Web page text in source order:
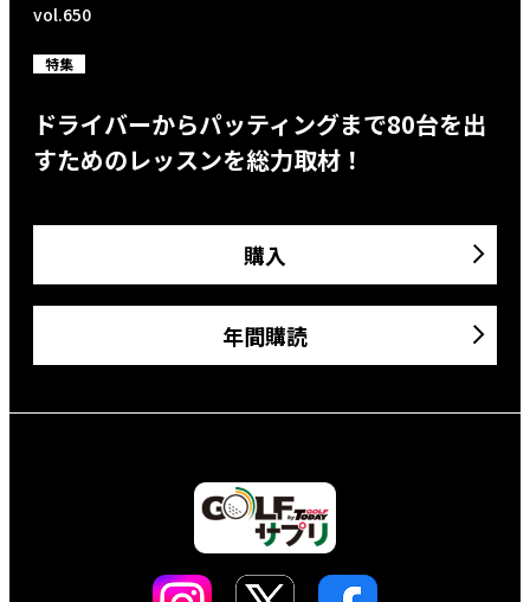
vol.650
特集
ドライバーからパッティングまで80台を出
すためのレッスンを総力取材！
購入
年間購読